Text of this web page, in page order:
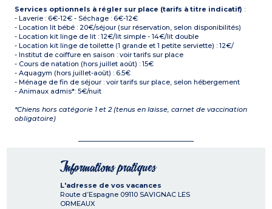
Services optionnels à régler sur place (tarifs à titre indicatif) :
- Laverie : 6€-12€ - Séchage : 6€-12€
- Location lit bébé : 20€/séjour (sur réservation, selon disponibilités)
- Location kit linge de lit : 12€/lit simple - 14€/lit double
- Location kit linge de toilette (1 grande et 1 petite serviette) : 12€/
- Institut de coiffure en saison : voir tarifs sur place
- Cours de natation (hors juillet août) : 15€
- Aquagym (hors juillet-août) : 6.5€
- Ménage de fin de séjour : voir tarifs sur place, selon hébergement
- Animaux admis*: 5€/nuit
*Chiens hors catégorie 1 et 2 (tenus en laisse, carnet de vaccination
obligatoire)
Informations pratiques
L'adresse de vos vacances
Route d’Espagne 09110 SAVIGNAC LES
ORMEAUX